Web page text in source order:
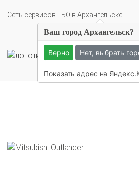
Cеть сервисов ГБО в Архангельске
+7
Ваш город Архангельск?
Верно Нет, выбрать
Показать адрес на